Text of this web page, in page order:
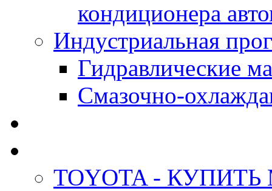
кондиционера
Индустриальная
Гидравлические
Смазочно-
TOYOTA -